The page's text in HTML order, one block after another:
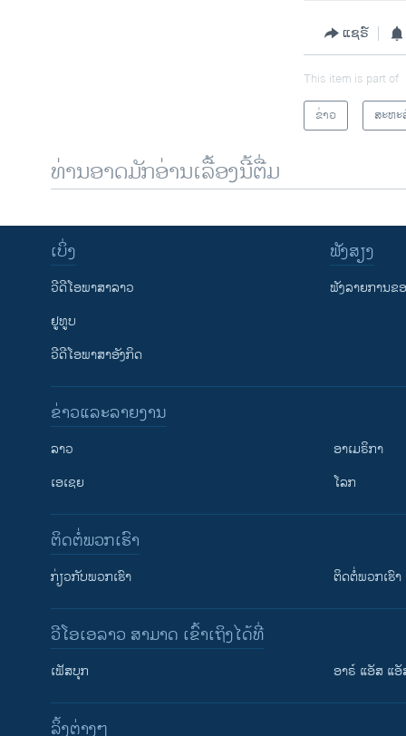
ແຊຣ໌
This item is part of
ຂ່າວ
ສະຫ
ທ່ານອາດມັກອ່ານເລື້ອງນີ້ຕື່ມ
ເບິ່ງ
ວີດີໂອພາສາລາວ
ຢູທູບ
ວີດີໂອພາສາອັງກິດ
ຟັງສຽງ
ຟັງລາຍການຂ
ຂ່າວແລະລາຍງານ
ລາວ
ເອເຊຍ
ອາເມຣິກາ
ໂລກ
ຕິດຕໍ່ພວກເຮົາ
ກ່ຽວກັບພວກເຮົາ ຕິດຕໍ່ພວກເຮົາ
ວີໂອເອລາວ ສາມາດ ເຂົ້າເຖິງໄດ້ທີ່
ເຟັສບຸກ ອາຣ໌ ແອັສ ແ
​ລິ້ງ​ຕ່າງໆ